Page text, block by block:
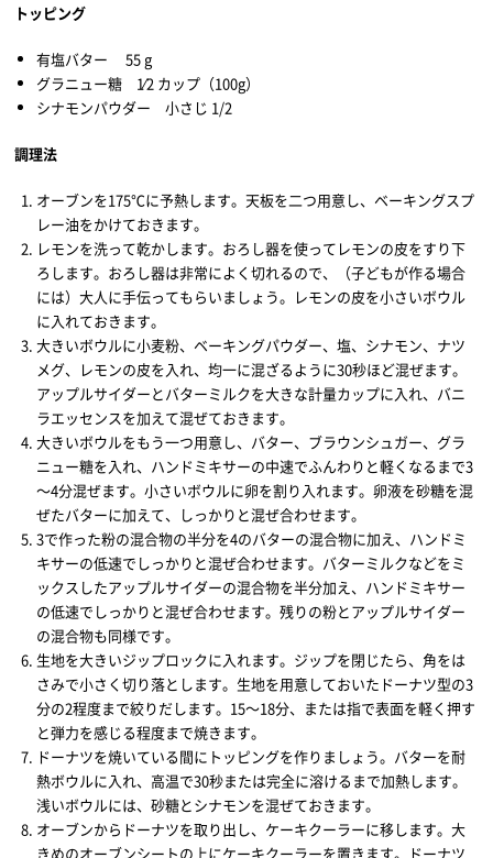
トッピング
有塩バター 55 g
グラニュー糖 1⁄2 カップ（100g）
シナモンパウダー 小さじ 1/2
調理法
オーブンを175℃に予熱します。天板を二つ用意し、ベーキングスプ
レー油をかけておきます。
レモンを洗って乾かします。おろし器を使ってレモンの皮をすり下
ろします。おろし器は非常によく切れるので、（子どもが作る場合
には）大人に手伝ってもらいましょう。レモンの皮を小さいボウル
に入れておきます。
大きいボウルに小麦粉、ベーキングパウダー、塩、シナモン、ナツ
メグ、レモンの皮を入れ、均一に混ざるように30秒ほど混ぜます。
アップルサイダーとバターミルクを大きな計量カップに入れ、バニ
ラエッセンスを加えて混ぜておきます。
大きいボウルをもう一つ用意し、バター、ブラウンシュガー、グラ
ニュー糖を入れ、ハンドミキサーの中速でふんわりと軽くなるまで3
～4分混ぜます。小さいボウルに卵を割り入れます。卵液を砂糖を混
ぜたバターに加えて、しっかりと混ぜ合わせます。
3で作った粉の混合物の半分を4のバターの混合物に加え、ハンドミ
キサーの低速でしっかりと混ぜ合わせます。バターミルクなどをミ
ックスしたアップルサイダーの混合物を半分加え、ハンドミキサー
の低速でしっかりと混ぜ合わせます。残りの粉とアップルサイダー
の混合物も同様です。
生地を大きいジップロックに入れます。ジップを閉じたら、角をは
さみで小さく切り落とします。生地を用意しておいたドーナツ型の3
分の2程度まで絞りだします。15～18分、または指で表面を軽く押す
と弾力を感じる程度まで焼きます。
ドーナツを焼いている間にトッピングを作りましょう。バターを耐
熱ボウルに入れ、高温で30秒または完全に溶けるまで加熱します。
浅いボウルには、砂糖とシナモンを混ぜておきます。
オーブンからドーナツを取り出し、ケーキクーラーに移します。大
きめのオーブンシートの上にケーキクーラーを置きます。ドーナツ